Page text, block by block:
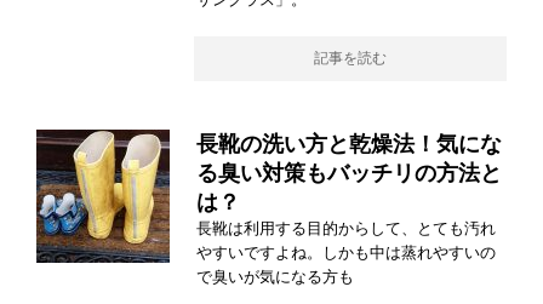
記事を読む
長靴の洗い方と乾燥法！気にな
る臭い対策もバッチリの方法と
は？
長靴は利用する目的からして、とても汚れ
やすいですよね。しかも中は蒸れやすいの
で臭いが気になる方も